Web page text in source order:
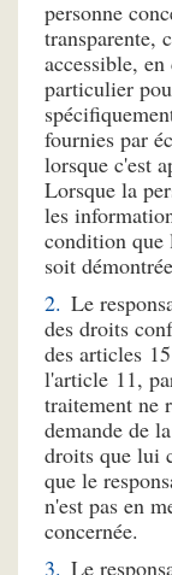
personne
transparente,
accessible,
particulier
fournies par
lorsque c'est
Lorsque la
les
condition que
soit
Le
des droits
des articles
l'article 11,
traitement ne
demande de
droits que lui
que le
n'est pas en
concernée.
Le